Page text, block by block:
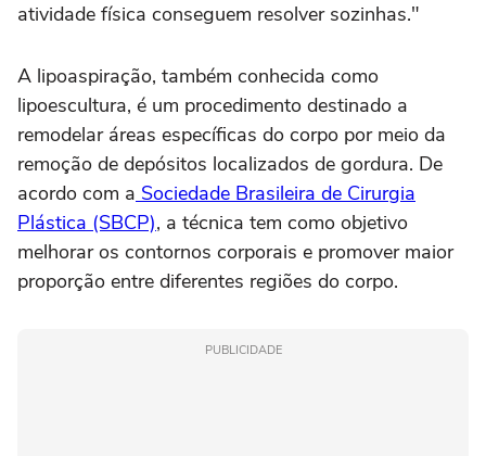
atividade física conseguem resolver sozinhas."
A lipoaspiração, também conhecida como
lipoescultura, é um procedimento destinado a
remodelar áreas específicas do corpo por meio da
remoção de depósitos localizados de gordura. De
acordo com a Sociedade Brasileira de Cirurgia
Plástica (SBCP), a técnica tem como objetivo
melhorar os contornos corporais e promover maior
proporção entre diferentes regiões do corpo.
PUBLICIDADE